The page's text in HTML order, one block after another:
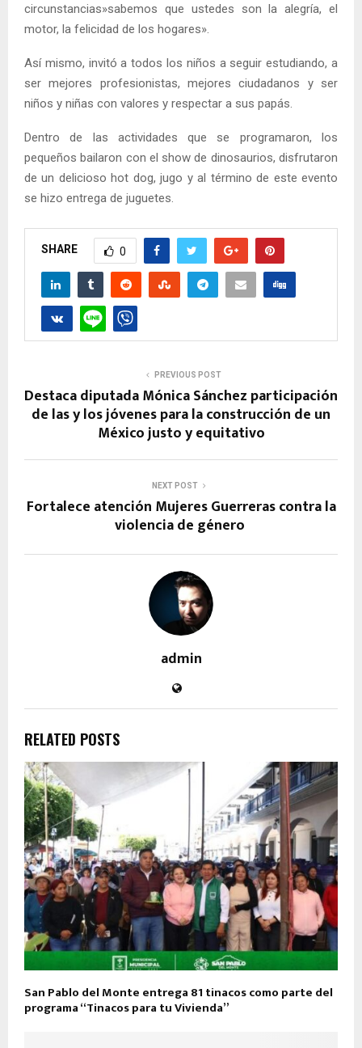
circunstancias»sabemos que ustedes son la alegría, el
motor, la felicidad de los hogares».
Así mismo, invitó a todos los niños a seguir estudiando, a
ser mejores profesionistas, mejores ciudadanos y ser
niños y niñas con valores y respectar a sus papás.
Dentro de las actividades que se programaron, los
pequeños bailaron con el show de dinosaurios, disfrutaron
de un delicioso hot dog, jugo y al término de este evento
se hizo entrega de juguetes.
SHARE 0
PREVIOUS POST
Destaca diputada Mónica Sánchez participación
de las y los jóvenes para la construcción de un
México justo y equitativo
NEXT POST
Fortalece atención Mujeres Guerreras contra la
violencia de género
admin
RELATED POSTS
San Pablo del Monte entrega 81 tinacos como parte del
programa “Tinacos para tu Vivienda”